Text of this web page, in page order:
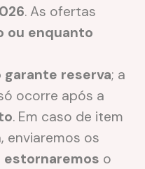
. As ofertas
ou enquanto
garante reserva; a
ocorre após a
. Em caso de item
enviaremos os
estornaremos o